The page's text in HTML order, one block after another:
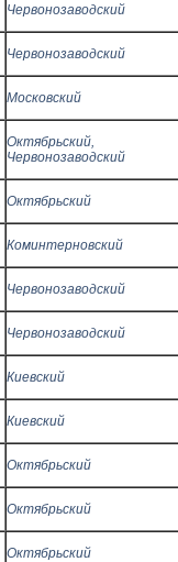
Червонозаводский
Червонозаводский
Московский
Октябрьский,
Червонозаводский
Октябрьский
Коминтерновский
Червонозаводский
Червонозаводский
Киевский
Киевский
Октябрьский
Октябрьский
Октябрьский